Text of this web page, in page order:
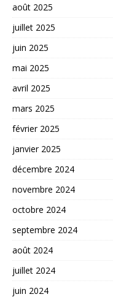
août 2025
juillet 2025
juin 2025
mai 2025
avril 2025
mars 2025
février 2025
janvier 2025
décembre 2024
novembre 2024
octobre 2024
septembre 2024
août 2024
juillet 2024
juin 2024